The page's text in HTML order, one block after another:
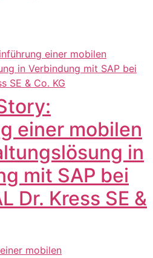
einer mobilen
in
mit SAP bei
Dr. Kress SE &
mobilen